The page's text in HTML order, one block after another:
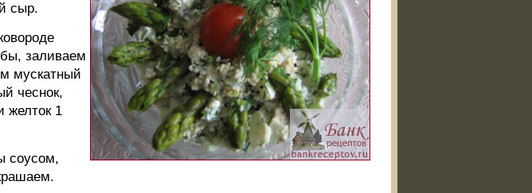
сыр.
заливаем
мускатный
чеснок,
желток 1
соусом,